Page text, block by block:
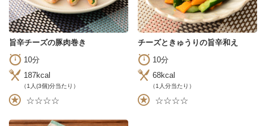
旨辛チーズの豚肉巻き
10分
187kcal
（1人(3個)分当たり）
☆☆☆☆
チーズときゅうりの旨辛和え
10分
68kcal
（1人分当たり）
☆☆☆☆